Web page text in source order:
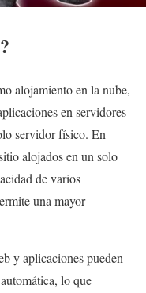
alojamiento en la nube,
en servidores
servidor físico. En
alojados en un solo
de varios
una mayor
y aplicaciones pueden
lo que